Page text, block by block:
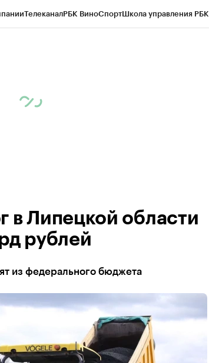
ТелеканалРБК ВиноСпортШкола управления РБК
в Липецкой области
рублей
из федерального бюджета